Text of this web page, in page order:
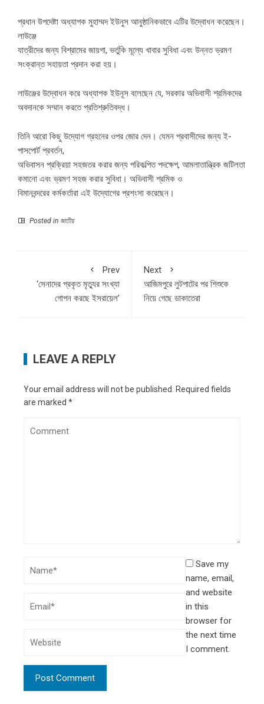
প্রধান উপদেষ্টা অধ্যাপক মুহাম্মদ ইউনুস আনুষ্ঠানিকভাবে এটির উদ্বোধন করেছেন।
লাউঞ্জে
যাত্রীদের জন্য বিশ্রামের জায়গা, ভর্তুকি মূল্যে খাবার সুবিধা এবং উন্নত ভ্রমণ
সংক্রান্ত সহায়তা প্রদান করা হয়।
লাউঞ্জের উদ্বোধন করে অধ্যাপক ইউনূস বলেছেন যে, সরকার অভিবাসী শ্রমিকদের
অবদানকে সম্মান করতে প্রতিশ্রুতিবদ্ধ।
তিনি আরো কিছু উদ্যোগ গ্রহনের ওপর জোর দেন। যেমন প্রবাসীদের জন্য ই-
পাসপোর্ট প্রবর্তন,
অভিবাসন প্রক্রিয়া সহজতর করার জন্য পরিকল্পিত পদক্ষেপ, আমলাতান্ত্রিক জটিলতা
কমানো এবং ভ্রমণ সহজ করার সুবিধা। অভিবাসী শ্রমিক ও
বিমানবন্দরের কর্মকর্তারা এই উদ্যোগের প্রশংসা করেছেন।
Posted in জাতীয়
Prev
‘সেনাদের প্রকৃত মৃত্যুর সংখ্যা
গোপন করছে ইসরায়েল’
Next
আজিমপুরে লুটপাটের পর শিশুকে
নিয়ে গেছে ডাকাতেরা
LEAVE A REPLY
Your email address will not be published.
Required fields
are marked *
Save my
name, email,
and website
in this
browser for
the next time
I comment.